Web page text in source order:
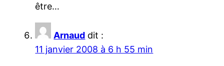
être…
Arnaud dit :
11 janvier 2008 à 6 h 55 min